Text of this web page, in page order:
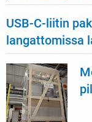
USB-C-liitin
langattomissa